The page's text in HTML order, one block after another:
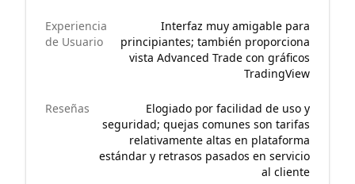
Experiencia
de Usuario
Interfaz muy amigable para
principiantes; también proporciona
vista Advanced Trade con gráficos
TradingView
Reseñas
Elogiado por facilidad de uso y
seguridad; quejas comunes son tarifas
relativamente altas en plataforma
estándar y retrasos pasados en servicio
al cliente